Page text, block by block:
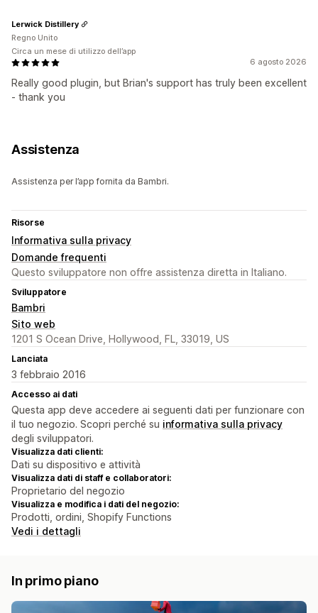
6 agosto 2026
Really good plugin, but Brian's support has truly been excellent
- thank you
Lerwick Distillery
Regno Unito
Circa un mese di utilizzo dell’app
Assistenza
Assistenza per l’app fornita da Bambri.
Risorse
Informativa sulla privacy
Domande frequenti
Questo sviluppatore non offre assistenza diretta in Italiano.
Sviluppatore
Bambri
Sito web
1201 S Ocean Drive, Hollywood, FL, 33019, US
Lanciata
3 febbraio 2016
Accesso ai dati
Questa app deve accedere ai seguenti dati per funzionare con
il tuo negozio. Scopri perché su informativa sulla privacy
degli sviluppatori.
Visualizza dati clienti:
Dati su dispositivo e attività
Visualizza dati di staff e collaboratori:
Proprietario del negozio
Visualizza e modifica i dati del negozio:
Prodotti, ordini, Shopify Functions
Vedi i dettagli
In primo piano